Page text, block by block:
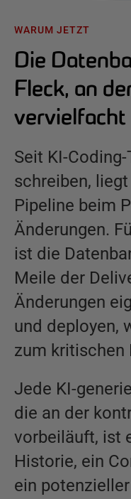
WARUM JETZT
Die
Fleck, an
vervielfacht
Seit KI-
schreiben,
Pipeline beim
Änderungen.
ist die
Meile der
Änderungen
und deployen,
zum kritischen
Jede KI-
die an der
vorbeiläuft, ist
Historie, ein
ein